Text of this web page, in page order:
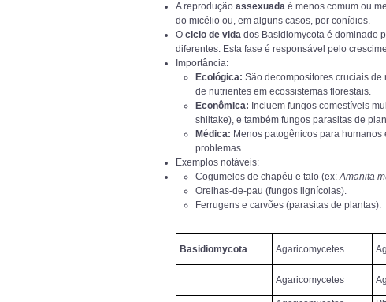
A reprodução assexuada é menos comum ou
do micélio ou, em alguns casos, por conídios.
O ciclo de vida dos Basidiomycota é dominado
diferentes. Esta fase é responsável pelo
Importância:
Ecológica: São decompositores cruciais
de nutrientes em ecossistemas florestais.
Econômica: Incluem fungos comestíveis
shiitake), e também fungos parasitas de
Médica: Menos patogênicos para
problemas.
Exemplos notáveis:
Cogumelos de chapéu e talo (ex:Amanita
Orelhas-de-pau (fungos lignícolas).
Ferrugens e carvões (parasitas de plantas).
Basidiomycota Agaricomycetes
Agaricomycetes